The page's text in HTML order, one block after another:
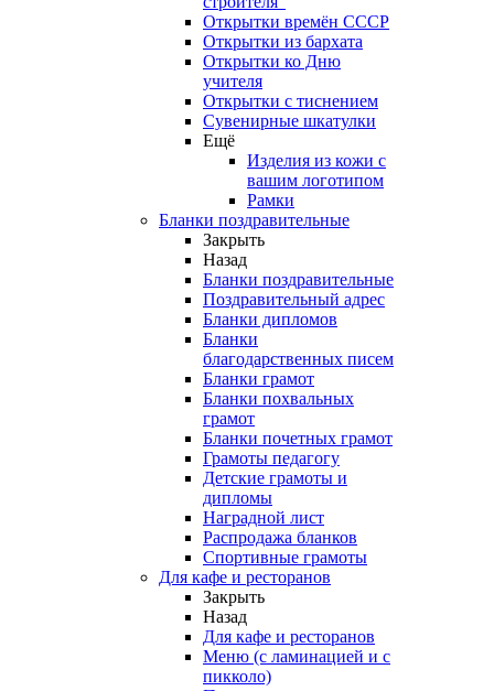
Открытки времён СССР
Открытки из бархата
Открытки ко Дню
учителя
Открытки с тиснением
Сувенирные шкатулки
Ещё
Изделия из кожи с
вашим логотипом
Рамки
Бланки поздравительные
Закрыть
Назад
Бланки поздравительные
Поздравительный адрес
Бланки дипломов
Бланки
благодарственных писем
Бланки грамот
Бланки похвальных
грамот
Бланки почетных грамот
Грамоты педагогу
Детские грамоты и
дипломы
Наградной лист
Распродажа бланков
Спортивные грамоты
Для кафе и ресторанов
Закрыть
Назад
Для кафе и ресторанов
Меню (с ламинацией и с
пикколо)